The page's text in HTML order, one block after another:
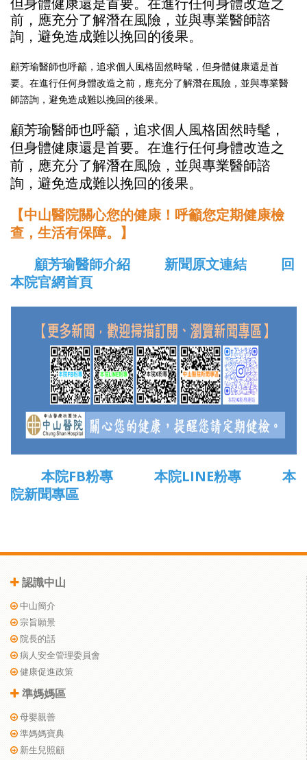
顧芳瑜醫師也呼籲，追求個人風格固然時髦，但身體健康還是首
要。在進行任何身體改造之前，應充分了解潛在風險，並與專業醫
師諮詢，避免造成難以挽回的後果。
顧芳瑜醫師也呼籲，追求個人風格固然時髦，
但身體健康還是首要。在進行任何身體改造之
前，應充分了解潛在風險，並與專業醫師諮
詢，避免造成難以挽回的後果。
【中山醫院關心您的健康！呼籲您定期健康檢
查，生活有保障。】
顧芳瑜醫師介紹
新聞原文連結
回
本院官網首頁
本院FB粉專 本院LINE粉專
本
院新聞專區
認識中山
中山簡介
宗旨願景
院長的話
病人安全管理委員會
健康促進政策
準媽媽區
母嬰親善
準媽媽寶典
新生兒照顧